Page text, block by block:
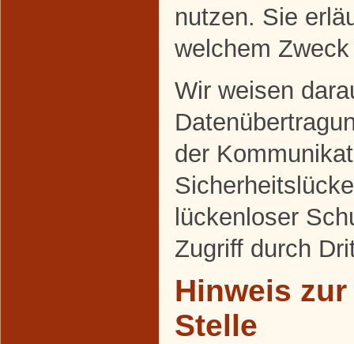
nutzen. Sie
welchem
Wir weisen
der
lückenloser
Zugriff durch
Hinweis
Stelle